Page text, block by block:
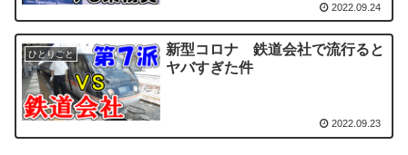
2022.09.24
ひとりごと
新型コロナ 鉄道会社で流行ると
ヤバすぎた件
2022.09.23